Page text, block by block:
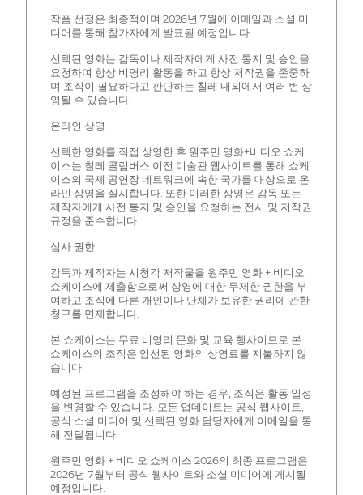
작품 선정은 최종적이며 2026년 7월에 이메일과 소셜 미
디어를 통해 참가자에게 발표될 예정입니다.
선택된 영화는 감독이나 제작자에게 사전 통지 및 승인을
요청하여 항상 비영리 활동을 하고 항상 저작권을 존중하
며 조직이 필요하다고 판단하는 칠레 내외에서 여러 번 상
영될 수 있습니다.
온라인 상영
선택한 영화를 직접 상영한 후 원주민 영화+비디오 쇼케
이스는 칠레 콜럼버스 이전 미술관 웹사이트를 통해 쇼케
이스의 국제 공연장 네트워크에 속한 국가를 대상으로 온
라인 상영을 실시합니다. 또한 이러한 상영은 감독 또는
제작자에게 사전 통지 및 승인을 요청하는 전시 및 저작권
규정을 준수합니다.
심사 권한
감독과 제작자는 시청각 저작물을 원주민 영화 + 비디오
쇼케이스에 제출함으로써 상영에 대한 무제한 권한을 부
여하고 조직에 다른 개인이나 단체가 보유한 권리에 관한
청구를 면제합니다.
본 쇼케이스는 무료 비영리 문화 및 교육 행사이므로 본
쇼케이스의 조직은 엄선된 영화의 상영료를 지불하지 않
습니다.
예정된 프로그램을 조정해야 하는 경우, 조직은 활동 일정
을 변경할 수 있습니다. 모든 업데이트는 공식 웹사이트,
공식 소셜 미디어 및 선택된 영화 담당자에게 이메일을 통
해 전달됩니다.
원주민 영화 + 비디오 쇼케이스 2026의 최종 프로그램은
2026년 7월부터 공식 웹사이트와 소셜 미디어에 게시될
예정입니다.